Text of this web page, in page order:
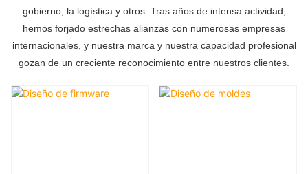
gobierno, la logística y otros. Tras años de intensa actividad,
hemos forjado estrechas alianzas con numerosas empresas
internacionales, y nuestra marca y nuestra capacidad profesional
gozan de un creciente reconocimiento entre nuestros clientes.